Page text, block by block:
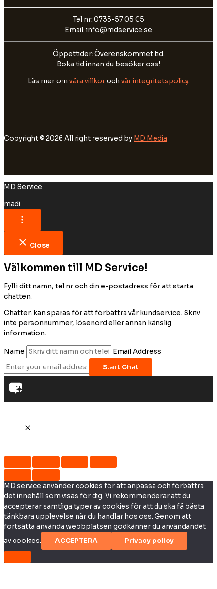
Tel nr: 0735-57 05 05
Email: info@mdservice.se
Öppettider: Överenskommet tid.
Boka tid innan du besöker oss!
Läs mer om våra villkoroch vår integritetspolicy.
Copyright © 2026 All right reserved by MD Media
MD Service
madi
Close
Välkommen till MD Service!
Fyll i ditt namn, tel nr och din e-postadress för att starta
chatten.
Chatten kan sparas för att förbättra vår kundservice. Skriv
inte personnummer, lösenord eller annan känslig
information.
Name
Email Address
Start Chat
MD service använder cookies för att anpassa och förbättra
det innehåll som visas för dig. Vi rekommenderar att du
accepterar samtliga typer av cookies för att du ska få bästa
tänkbara upplevelse när du handlar hos oss. Genom att
fortsätta använda webbplatsen godkänner du användandet
av cookies.
ACCEPTERA Privacy policy